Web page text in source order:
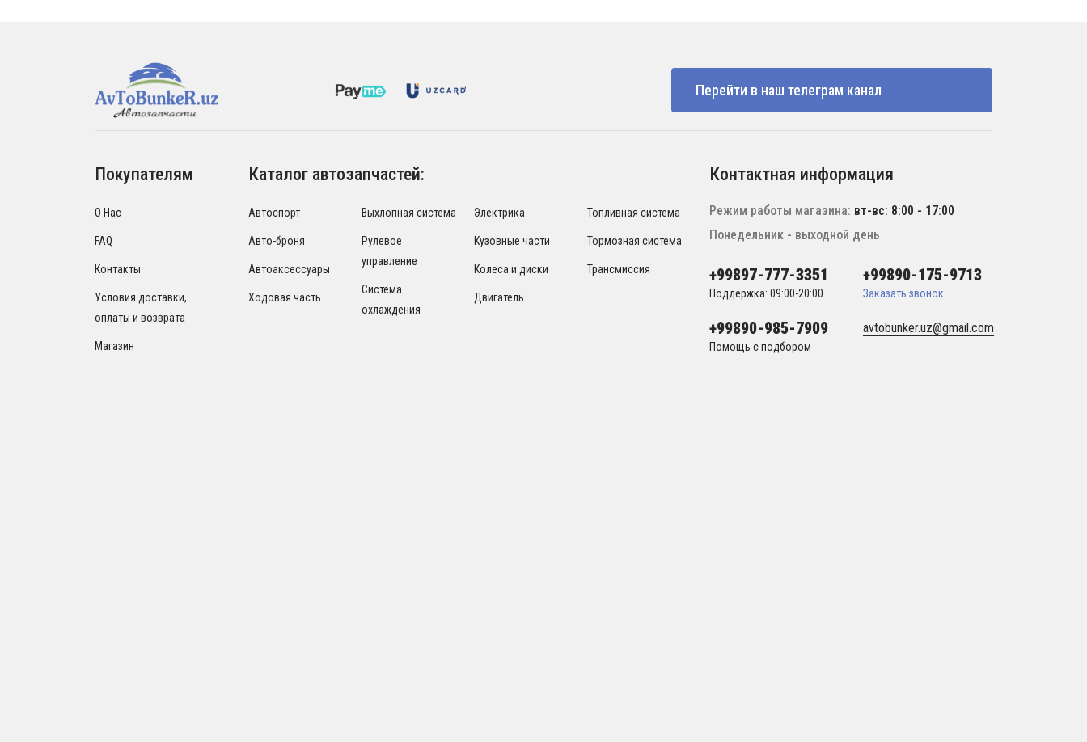
Перейти в наш телеграм канал
Покупателям
О Нас
FAQ
Контакты
Условия доставки,
оплаты и возврата
Магазин
Каталог автозапчастей:
Автоспорт
Авто-броня
Автоаксессуары
Ходовая часть
Выхлопная система
Рулевое
управление
Система
охлаждения
Электрика
Кузовные части
Колеса и диски
Двигатель
Топливная система
Тормозная система
Трансмиссия
Контактная информация
Режим работы магазина: вт-вс: 8:00 - 17:00
Понедельник - выходной день
+99897-777-3351
Поддержка: 09:00-20:00
+99890-175-9713
Заказать звонок
+99890-985-7909
Помощь с подбором
avtobunker.uz@gmail.com